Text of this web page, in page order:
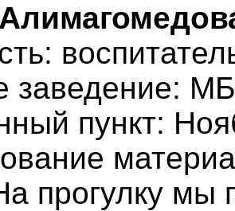
заведение:
пункт:
прогулку мы